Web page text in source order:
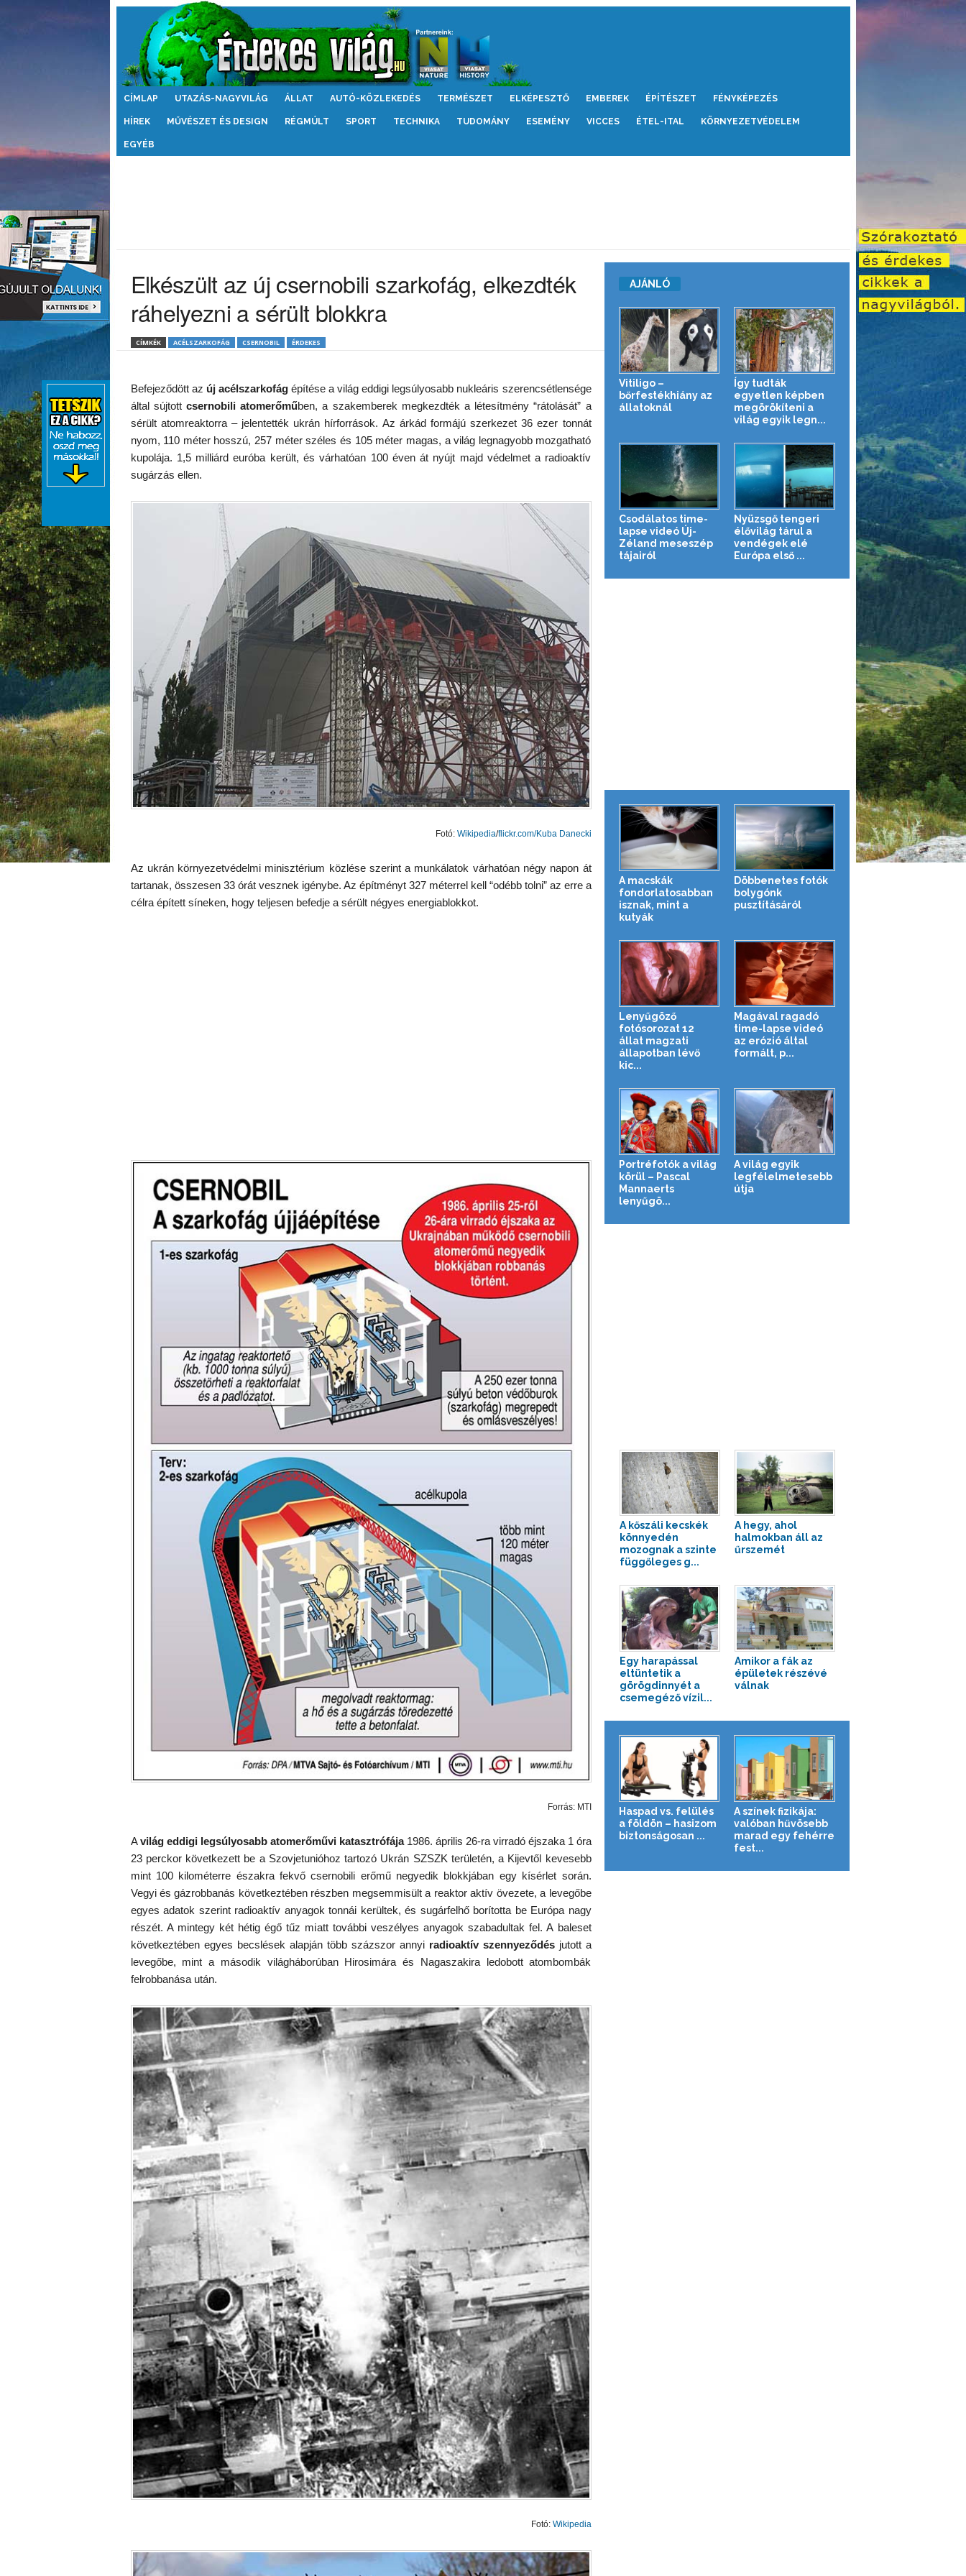
Érdekes
CÍMLAP UTAZÁS-NAGYVILÁG ÁLLAT AUTÓ-KÖZLEKEDÉS TERMÉSZET ELKÉPESZTŐ EMBEREK ÉPÍTÉSZET FÉNYKÉPEZÉS
HÍREK MŰVÉSZET ÉS DESIGN RÉGMÚLT SPORT TECHNIKA TUDOMÁNY ESEMÉNY VICCES ÉTEL-ITAL KÖRNYEZETVÉDELEM
EGYÉB
Elkészült az új csernobili szarkofág, elkezdték
ráhelyezni a sérült blokkra
CÍMKÉK ACÉLSZARKOFÁG CSERNOBIL ÉRDEKES
Befejeződött az új acélszarkofágépítése a világ eddigi legsúlyosabb nukleáris szerencsétlensége
által sújtott csernobili atomerőműben, a szakemberek megkezdték a létesítmény “rátolását” a
sérült atomreaktorra – jelentették ukrán hírforrások. Az árkád formájú szerkezet 36 ezer tonnát
nyom, 110 méter hosszú, 257 méter széles és 105 méter magas, a világ legnagyobb mozgatható
kupolája. 1,5 milliárd euróba került, és várhatóan 100 éven át nyújt majd védelmet a radioaktív
sugárzás ellen.
Fotó: Wikipedia/flickr.com/Kuba Danecki
Az ukrán környezetvédelmi minisztérium közlése szerint a munkálatok várhatóan négy napon át
tartanak, összesen 33 órát vesznek igénybe. Az építményt 327 méterrel kell “odébb tolni” az erre a
célra épített síneken, hogy teljesen befedje a sérült négyes energiablokkot.
Forrás: MTI
Avilág eddigi legsúlyosabb atomerőművi katasztrófája1986. április 26-ra virradó éjszaka 1 óra
23 perckor következett be a Szovjetunióhoz tartozó Ukrán SZSZK területén, a Kijevtől kevesebb
mint 100 kilométerre északra fekvő csernobili erőmű negyedik blokkjában egy kísérlet során.
Vegyi és gázrobbanás következtében részben megsemmisült a reaktor aktív övezete, a levegőbe
egyes adatok szerint radioaktív anyagok tonnái kerültek, és sugárfelhő borította be Európa nagy
részét. A mintegy két hétig égő tűz miatt további veszélyes anyagok szabadultak fel. A baleset
következtében egyes becslések alapján több százszor annyi radioaktív szennyeződésjutott a
levegőbe, mint a második világháborúban Hirosimára és Nagaszakira ledobott atombombák
felrobbanása után.
Fotó: Wikipedia
AJÁNLÓ
Vitiligo –
bőrfestékhiány az
állatoknál
Így tudták
egyetlen képben
megörökíteni a
világ egyik legn...
Csodálatos time-
lapse videó Új-
Zéland meseszép
tájairól
Nyüzsgő tengeri
élővilág tárul a
vendégek elé
Európa első ...
A macskák
fondorlatosabban
isznak, mint a
kutyák
Döbbenetes fotók
bolygónk
pusztításáról
Lenyűgöző
fotósorozat 12
állat magzati
állapotban lévő
kic...
Magával ragadó
time-lapse videó
az erózió által
formált, p...
Portréfotók a világ
körül – Pascal
Mannaerts
lenyűgö...
A világ egyik
legfélelmetesebb
útja
A kőszáli kecskék
könnyedén
mozognak a szinte
függőleges g...
A hegy, ahol
halmokban áll az
űrszemét
Egy harapással
eltüntetik a
görögdinnyét a
csemegéző vízil...
Amikor a fák az
épületek részévé
válnak
Haspad vs. felülés
a földön – hasizom
biztonságosan ...
A színek fizikája:
valóban hűvösebb
marad egy fehérre
fest...